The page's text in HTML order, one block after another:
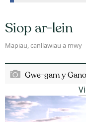
Siop ar-lein
Mapiau, canllawiau a mwy
Gwe-gam y